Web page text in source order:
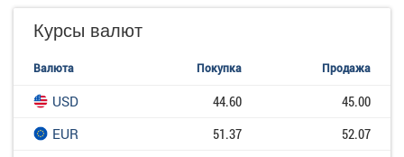
Курсы валют
Валюта Покупка Продажа
USD 44.60
45.00
EUR
51.37
52.07